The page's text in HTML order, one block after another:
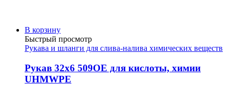
В корзину
Быстрый просмотр
Рукава и шланги для слива-налива химических веществ
Рукав 32х6 509OE для кислоты, химии
UHMWPE